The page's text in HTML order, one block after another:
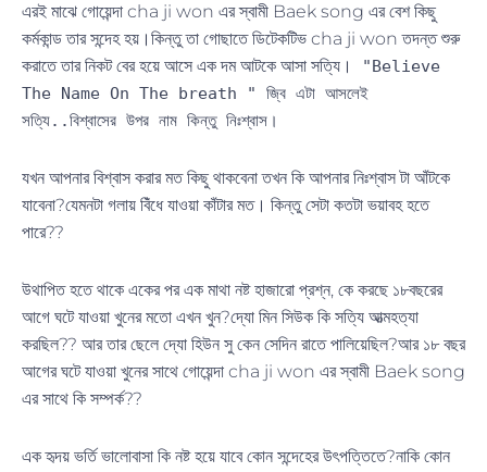
এরই মাঝে গোয়েন্দা cha ji won এর স্বামী Baek song এর বেশ কিছু
কর্মকান্ড তার সন্দেহ হয়।কিন্তু তা গোছাতে ডিটেকটিভ cha ji won তদন্ত শুরু
করাতে তার নিকট বের হয়ে আসে এক দম আটকে আসা সত্যি।
"Believe
The Name On The breath " জ্বি এটা আসলেই
সত্যি..বিশ্বাসের উপর নাম কিন্তু নিঃশ্বাস।
যখন আপনার বিশ্বাস করার মত কিছু থাকবেনা তখন কি আপনার নিঃশ্বাস টা আঁটকে
যাবেনা?যেমনটা গলায় বিঁধে যাওয়া কাঁটার মত। কিন্তু সেটা কতটা ভয়াবহ হতে
পারে??
উথাপিত হতে থাকে একের পর এক মাথা নষ্ট হাজারো প্রশ্ন, কে করছে ১৮বছরের
আগে ঘটে যাওয়া খুনের মতো এখন খুন?দ্যো মিন সিউক কি সত্যি আত্মহত্যা
করছিল?? আর তার ছেলে দ্যো হিউন সু কেন সেদিন রাতে পালিয়েছিল?আর ১৮ বছর
আগের ঘটে যাওয়া খুনের সাথে গোয়েন্দা cha ji won এর স্বামী Baek song
এর সাথে কি সম্পর্ক??
এক হৃদয় ভর্তি ভালোবাসা কি নষ্ট হয়ে যাবে কোন সন্দেহের উৎপত্তিতে?নাকি কোন